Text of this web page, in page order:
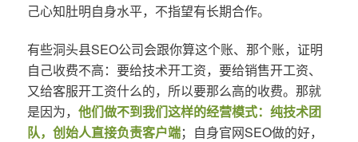
己心知肚明自身水平，不指望有长期合作。
有些洞头县SEO公司会跟你算这个账、那个账，证明
自己收费不高：要给技术开工资，要给销售开工资、
又给客服开工资什么的，所以要那么高的收费。那就
是因为， 他们做不到我们这样的经营模式：纯技术团
队，创始人直接负责客户端；自身官网SEO做的好，